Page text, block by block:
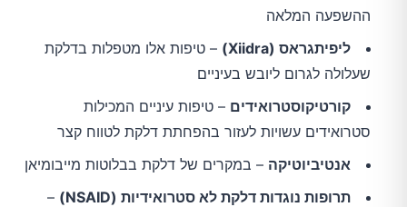
ההשפעה המלאה
ליפיתגראס (Xiidra)
– טיפות אלו מטפלות בדלקת
שעלולה לגרום ליובש בעיניים
קורטיקוסטרואידים – טיפות עיניים המכילות
סטרואידים עשויות לעזור בהפחתת דלקת לטווח קצר
אנטיביוטיקה – במקרים של דלקת בבלוטות מייבומיאן
תרופות נוגדות דלקת לא סטרואידיות (NSAID)
–